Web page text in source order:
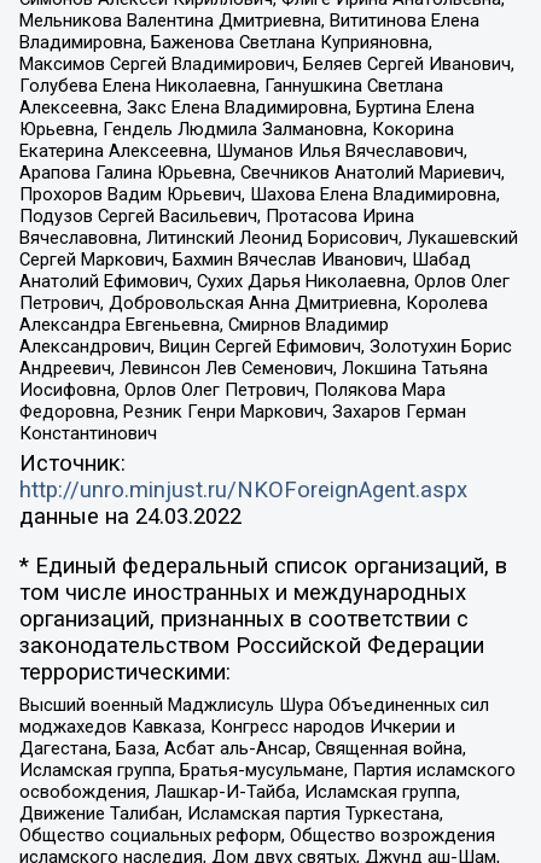
Мельникова Валентина Дмитриевна, Вититинова Елена
Владимировна, Баженова Светлана Куприяновна,
Максимов Сергей Владимирович, Беляев Сергей Иванович,
Голубева Елена Николаевна, Ганнушкина Светлана
Алексеевна, Закс Елена Владимировна, Буртина Елена
Юрьевна, Гендель Людмила Залмановна, Кокорина
Екатерина Алексеевна, Шуманов Илья Вячеславович,
Арапова Галина Юрьевна, Свечников Анатолий Мариевич,
Прохоров Вадим Юрьевич, Шахова Елена Владимировна,
Подузов Сергей Васильевич, Протасова Ирина
Вячеславовна, Литинский Леонид Борисович, Лукашевский
Сергей Маркович, Бахмин Вячеслав Иванович, Шабад
Анатолий Ефимович, Сухих Дарья Николаевна, Орлов Олег
Петрович, Добровольская Анна Дмитриевна, Королева
Александра Евгеньевна, Смирнов Владимир
Александрович, Вицин Сергей Ефимович, Золотухин Борис
Андреевич, Левинсон Лев Семенович, Локшина Татьяна
Иосифовна, Орлов Олег Петрович, Полякова Мара
Федоровна, Резник Генри Маркович, Захаров Герман
Константинович
Источник:
http://unro.minjust.ru/NKOForeignAgent.aspx
данные на 24.03.2022
* Единый федеральный список организаций, в
том числе иностранных и международных
организаций, признанных в соответствии с
законодательством Российской Федерации
террористическими:
Высший военный Маджлисуль Шура Объединенных сил
моджахедов Кавказа, Конгресс народов Ичкерии и
Дагестана, База, Асбат аль-Ансар, Священная война,
Исламская группа, Братья-мусульмане, Партия исламского
освобождения, Лашкар-И-Тайба, Исламская группа,
Движение Талибан, Исламская партия Туркестана,
Общество социальных реформ, Общество возрождения
исламского наследия, Дом двух святых, Джунд аш-Шам,